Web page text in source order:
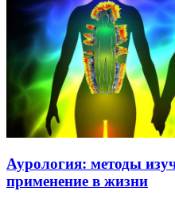
Аурология: методы
применение в жизни